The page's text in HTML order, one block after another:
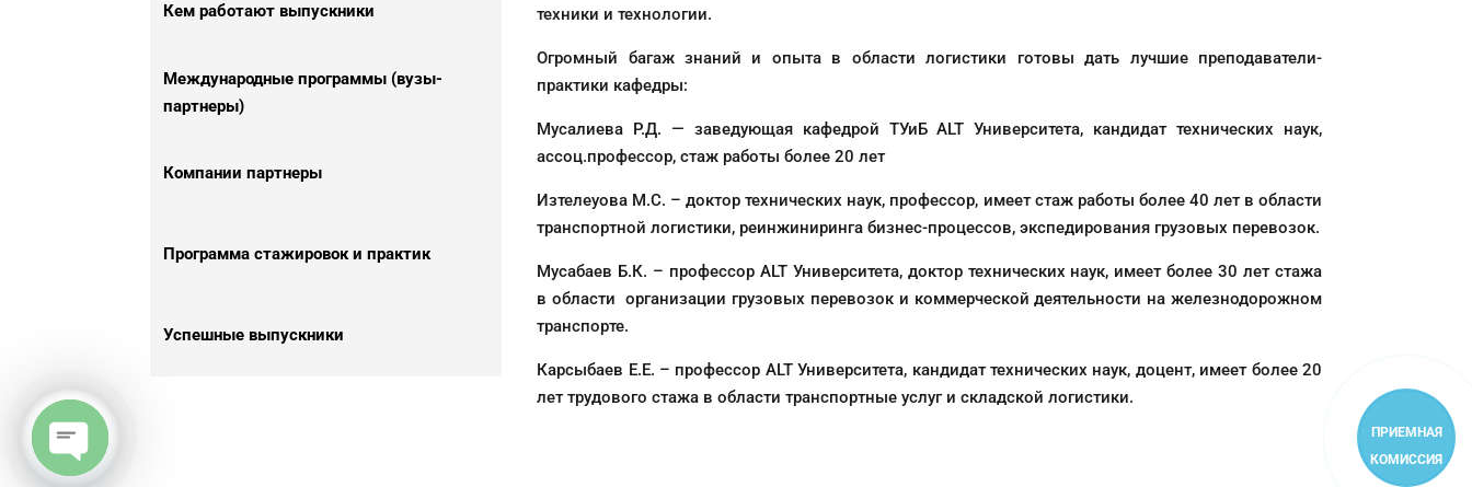
Кем работают выпускники
Международные программы (вузы-
партнеры)
Компании партнеры
Программа стажировок и практик
Успешные выпускники
техники и технологии.
Огромный багаж знаний и опыта в области логистики готовы дать лучшие преподаватели-
практики кафедры:
Мусалиева Р.Д. — заведующая кафедрой ТУиБ ALT Университета, кандидат технических наук,
ассоц.профессор, стаж работы более 20 лет
Изтелеуова М.С. – доктор технических наук, профессор, имеет стаж работы более 40 лет в области
транспортной логистики, реинжиниринга бизнес-процессов, экспедирования грузовых перевозок.
Мусабаев Б.К. – профессор ALT Университета, доктор технических наук, имеет более 30 лет стажа
в области организации грузовых перевозок и коммерческой деятельности на железнодорожном
транспорте.
Карсыбаев Е.Е. – профессор ALT Университета, кандидат технических наук, доцент, имеет более 20
лет трудового стажа в области транспортные услуг и складской логистики.
ПРИЕМНАЯ
КОМИССИЯ